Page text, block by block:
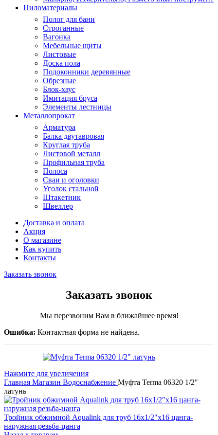
Пиломатериалы
Полог для бани
Строганные
Вагонка
Мебельные щиты
Листовые
Доска пола
Подоконники деревянные
Обрезные
Блок-хаус
Имитация бруса
Элементы лестницы
Металлопрокат
Арматура
Балка двутавровая
Круглая труба
Листовой металл
Профильная труба
Полоса
Сваи и оголовки
Уголок стальной
Штакетник
Швеллер
Доставка и оплата
Акция
О магазине
Как купить
Контакты
Заказать звонок
Заказать звонок
Мы перезвоним Вам в ближайшее время!
Ошибка: Контактная форма не найдена.
Нажмите для увеличения
Главная Магазин Водоснабжение Муфта Terma 06320 1/2″
латунь
Тройник обжимной Aqualink для труб 16х1/2"х16 цанга-
наружная резьба-цанга